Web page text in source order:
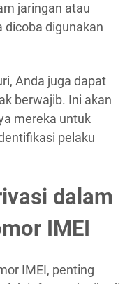
jaringan atau
digunakan
Anda juga dapat
berwajib. Ini akan
mereka untuk
pelaku
dalam
IMEI
IMEI, penting